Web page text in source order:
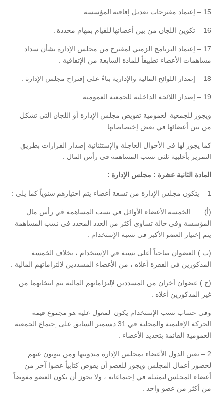
15 – إعتماد مقترحات تعديل إفاقية المؤسسة .
16 – تكوين اللجان من بين أعضائها للقيام بمهام محددة .
17 – إعتماد البرنامج الزمني لمقترح من مجلس الإدارة بشأن سداد
مساهمات الأعضاء تطبيقاً للمادة السابعة من الإتفاقية .
18 – إصدار اللوائح المالية والإدارية بناءً على إقتراح مجلس الإدارة .
19 – إصدار اللائحة الداخلية للجمعية العمومية .
ويجوز للجمعية العمومية تفويض مجلس الإدارة أو اللجان التى تشكل
من بين أعضائها في بعض إختصاصاتها .
كما يجوز لها في الأحوال العاجلة والإستثنائية إصدار القرارات بطريق
التمرير بأغلبية ثلثي نسب المساهمة في رأس المال .
المادة الثانية عشرة : مجلس الإدارة :
1 – يتكون مجلس الإدارة من تسعة أعضاء يتم اختيارهم سنوياً كما يلي :
(أ‌) الخمسة الأعضاء الأوائل في نسب المساهمة في رأس مال
المؤسسة وفي حالة تساوي أكثر من العدد المحدد في نسب المساهمة
يتم إختيار العضو الأكبر في نسبة الإستخدام .
(ب ) العضوان صاحباً أعلى نسبة في الإستخدام ، بخلاف الخمسة
المذكورين في الفقرة أعلاه ، من الأعضاء المسددين لالتزاماتهم المالية .
(ج ) عضوان آخران من المسددين لإلتزاماتهم المالية يتم انتخابهما من
غير المذكورين أعلاه .
وفي حساب نسب الإستخدام يكون المعول عليه هو مجموع قيمة
الحركة الإقليمية والمحلية في 31 ديسمبر السابق على إجتماع الجمعية
العمومية القائمة بتحديد الأعضاء .
2 – تعين الدول الأعضاء بمجلس الإدارة مندوبيها ومن ينوبون عنهم
لحضور أعمال المجلس ويجوز للعضو أن يفوض كتابياً عضوا آخر من
أعضاء المجلس لتمثيله في إجتماعاته ، ولا يجوز أن يكون العضو مفوضاً
من أكثر من عضو واحد .